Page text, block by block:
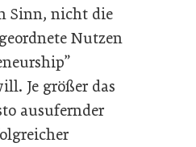
Sinn, nicht die
Nutzen
Je größer das
ausufernder